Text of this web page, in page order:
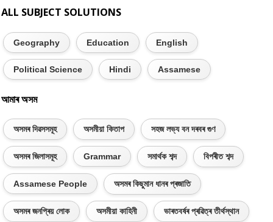
ALL SUBJECT SOLUTIONS
Geography Education English
Political Science Hindi Assamese
আমাৰ অসম
অসমৰ দিৱসসমূহ অসমীয়া কিতাপ সহজ লভ্য বন দৰবৰ গুণ
অসমৰ জিলাসমূহ Grammar সমাৰ্থক শব্দ বিপৰীত শব্দ
Assamese People অসমৰ কিছুমান ধানৰ প্ৰজাতি
অসমৰ জনপ্ৰিয় লোক অসমীয়া কাহিনী ভাৰতবৰ্ষৰ প্ৰৱিত্ৰ তীৰ্থস্থান